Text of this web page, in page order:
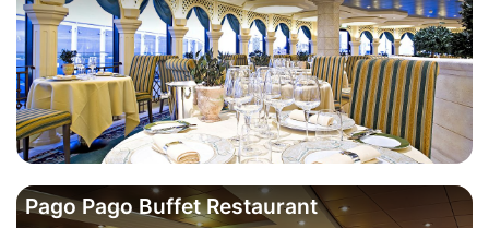
Pago Pago Buffet Restaurant